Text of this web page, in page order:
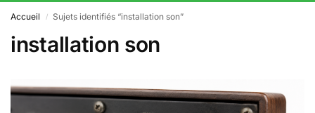
Accueil / Sujets identifiés “installation son”
installation son